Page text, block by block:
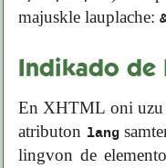
majuskle lauplache:
Indikado de
En XHTML oni
atributon lang
lingvon de